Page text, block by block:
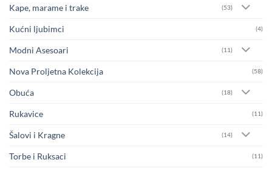
Kape, marame i trake (53)
Kućni ljubimci (4)
Modni Asesoari (11)
Nova Proljetna Kolekcija (58)
Obuća (18)
Rukavice (11)
Šalovi i Kragne (14)
Torbe i Ruksaci (11)